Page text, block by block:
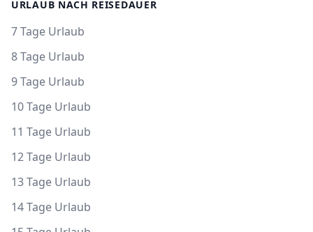
URLAUB NACH REISEDAUER
7 Tage Urlaub
8 Tage Urlaub
9 Tage Urlaub
10 Tage Urlaub
11 Tage Urlaub
12 Tage Urlaub
13 Tage Urlaub
14 Tage Urlaub